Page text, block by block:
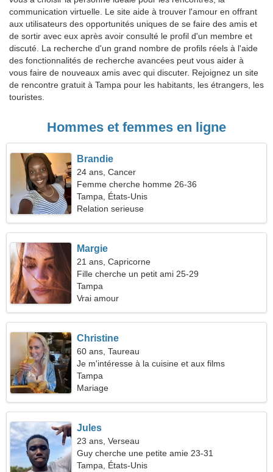
communication virtuelle. Le site aide à trouver l'amour en offrant
aux utilisateurs des opportunités uniques de se faire des amis et
de sortir avec eux après avoir consulté le profil d'un membre et
discuté. La recherche d'un grand nombre de profils réels à l'aide
des fonctionnalités de recherche avancées peut vous aider à
vous faire de nouveaux amis avec qui discuter. Rejoignez un site
de rencontre gratuit à Tampa pour les habitants, les étrangers, les
touristes.
Hommes et femmes en ligne
Brandie
24 ans, Cancer
Femme cherche homme 26-36
Tampa, États-Unis
Relation serieuse
Margie
21 ans, Capricorne
Fille cherche un petit ami 25-29
Tampa
Vrai amour
Christine
60 ans, Taureau
Je m'intéresse à la cuisine et aux films
Tampa
Mariage
Jules
23 ans, Verseau
Guy cherche une petite amie 23-31
Tampa, États-Unis